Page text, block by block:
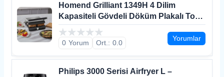
Homend Grilliant 1349H 4 Dilim
Kapasiteli Gövdeli Döküm Plakalı Tost
ve Izgara Makinesi Inox 2000W
Yorumları
0 0.0
Yorumlar
Philips 3000 Serisi Airfryer L –